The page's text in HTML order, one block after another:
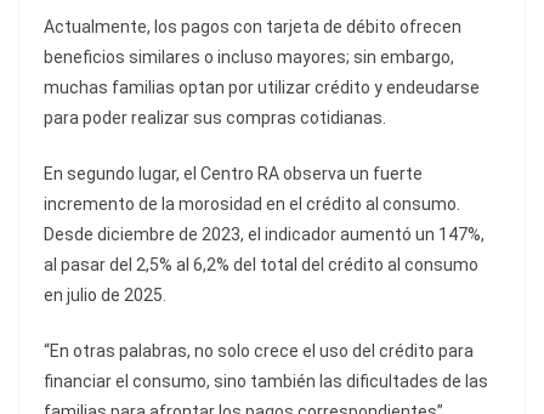
Actualmente, los pagos con tarjeta de débito ofrecen
beneficios similares o incluso mayores; sin embargo,
muchas familias optan por utilizar crédito y endeudarse
para poder realizar sus compras cotidianas.
En segundo lugar, el Centro RA observa un fuerte
incremento de la morosidad en el crédito al consumo.
Desde diciembre de 2023, el indicador aumentó un 147%,
al pasar del 2,5% al 6,2% del total del crédito al consumo
en julio de 2025.
“En otras palabras, no solo crece el uso del crédito para
financiar el consumo, sino también las dificultades de las